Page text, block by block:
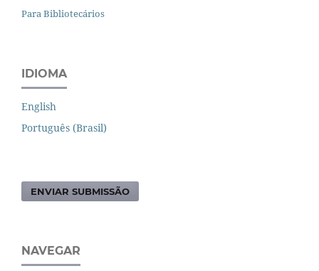
Para Bibliotecários
IDIOMA
English
Português (Brasil)
ENVIAR SUBMISSÃO
NAVEGAR